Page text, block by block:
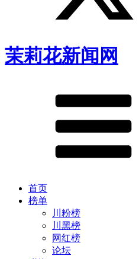
茉莉花新闻网
首页
榜单
川粉榜
川黑榜
网红榜
论坛